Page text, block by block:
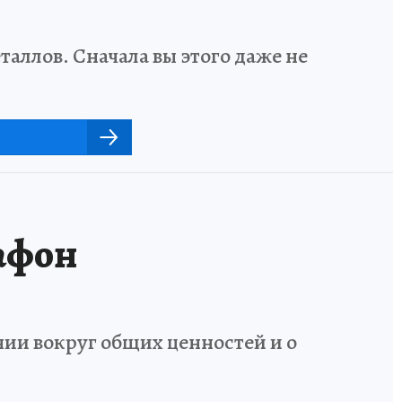
Сначала вы этого даже не
вокруг общих ценностей и о